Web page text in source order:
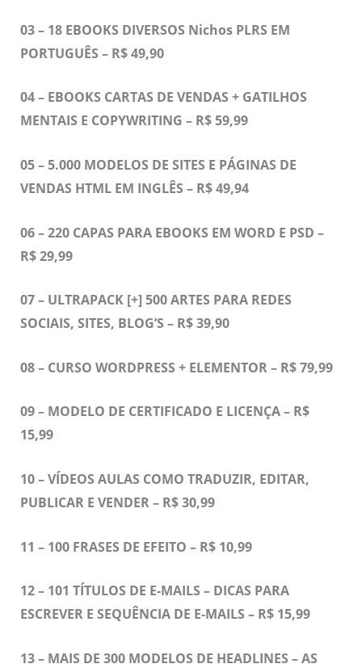
03 – 18 EBOOKS DIVERSOS Nichos PLRS EM
PORTUGUÊS – R$ 49,90
04 – EBOOKS CARTAS DE VENDAS + GATILHOS
MENTAIS E COPYWRITING – R$ 59,99
05 – 5.000 MODELOS DE SITES E PÁGINAS DE
VENDAS HTML EM INGLÊS – R$ 49,94
06 – 220 CAPAS PARA EBOOKS EM WORD E PSD –
R$ 29,99
07 – ULTRAPACK [+] 500 ARTES PARA REDES
SOCIAIS, SITES, BLOG’S – R$ 39,90
08 – CURSO WORDPRESS + ELEMENTOR – R$ 79,99
09 – MODELO DE CERTIFICADO E LICENÇA – R$
15,99
10 – VÍDEOS AULAS COMO TRADUZIR, EDITAR,
PUBLICAR E VENDER – R$ 30,99
11 – 100 FRASES DE EFEITO – R$ 10,99
12 – 101 TÍTULOS DE E-MAILS – DICAS PARA
ESCREVER E SEQUÊNCIA DE E-MAILS – R$ 15,99
13 – MAIS DE 300 MODELOS DE HEADLINES – AS